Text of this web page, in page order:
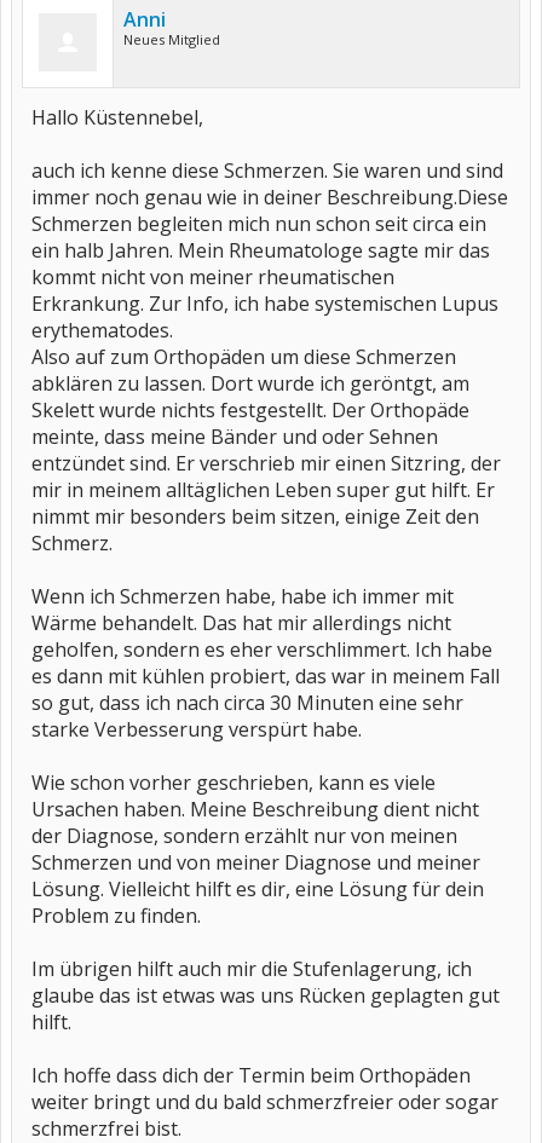
Anni
Neues Mitglied
Hallo Küstennebel,
auch ich kenne diese Schmerzen. Sie waren und sind
immer noch genau wie in deiner Beschreibung.Diese
Schmerzen begleiten mich nun schon seit circa ein
ein halb Jahren. Mein Rheumatologe sagte mir das
kommt nicht von meiner rheumatischen
Erkrankung. Zur Info, ich habe systemischen Lupus
erythematodes.
Also auf zum Orthopäden um diese Schmerzen
abklären zu lassen. Dort wurde ich geröntgt, am
Skelett wurde nichts festgestellt. Der Orthopäde
meinte, dass meine Bänder und oder Sehnen
entzündet sind. Er verschrieb mir einen Sitzring, der
mir in meinem alltäglichen Leben super gut hilft. Er
nimmt mir besonders beim sitzen, einige Zeit den
Schmerz.
Wenn ich Schmerzen habe, habe ich immer mit
Wärme behandelt. Das hat mir allerdings nicht
geholfen, sondern es eher verschlimmert. Ich habe
es dann mit kühlen probiert, das war in meinem Fall
so gut, dass ich nach circa 30 Minuten eine sehr
starke Verbesserung verspürt habe.
Wie schon vorher geschrieben, kann es viele
Ursachen haben. Meine Beschreibung dient nicht
der Diagnose, sondern erzählt nur von meinen
Schmerzen und von meiner Diagnose und meiner
Lösung. Vielleicht hilft es dir, eine Lösung für dein
Problem zu finden.
Im übrigen hilft auch mir die Stufenlagerung, ich
glaube das ist etwas was uns Rücken geplagten gut
hilft.
Ich hoffe dass dich der Termin beim Orthopäden
weiter bringt und du bald schmerzfreier oder sogar
schmerzfrei bist.